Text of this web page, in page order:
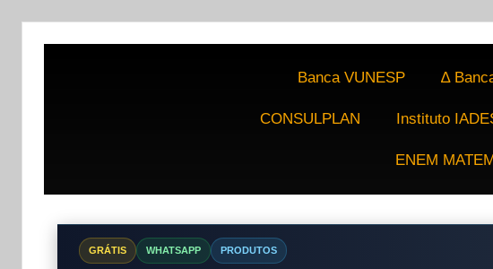
Banca VUNESP ∆
CONSULPLAN Instituto
ENEM
GRÁTIS WHATSAPP PRODUTOS